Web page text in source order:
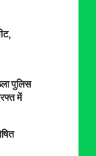
पुलिस
में